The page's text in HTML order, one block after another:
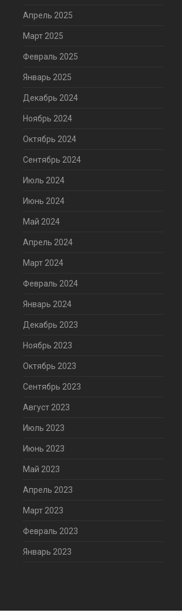
Апрель 2025
Март 2025
Февраль 2025
Январь 2025
Декабрь 2024
Ноябрь 2024
Октябрь 2024
Сентябрь 2024
Июль 2024
Июнь 2024
Май 2024
Апрель 2024
Март 2024
Февраль 2024
Январь 2024
Декабрь 2023
Ноябрь 2023
Октябрь 2023
Сентябрь 2023
Август 2023
Июль 2023
Июнь 2023
Май 2023
Апрель 2023
Март 2023
Февраль 2023
Январь 2023